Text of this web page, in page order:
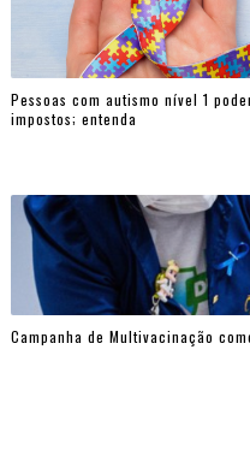
Pessoas com autismo nível 1
impostos; entenda
Campanha de Multivacinação